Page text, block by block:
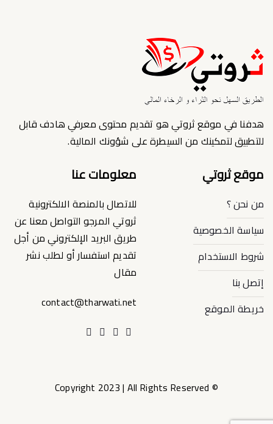
هدفنا في موقع ثروتي هو تقديم محتوى معرفي هادف قابل
للتطبيق لتمكينك من السيطرة على شؤونك المالية.
موقع ثروتي
من نحن ؟
سياسة الخصوصية
شروط الاستخدام
إتصل بنا
خريطة الموقع
معلومات عنا
للاتصال بالمنصة الالكترونية
ثروتي المرجو التواصل معنا عن
طريق البريد الإلكتروني من أجل
تقديم استفسار أو لطلب نشر
مقال
contact@tharwati.net
© Copyright 2023 | All Rights Reserved